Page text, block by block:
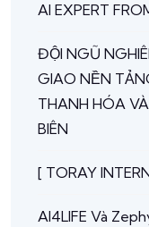
AI EXPERT
ĐỘI NGŨ
GIAO NỀN
THANH HÓA
BIÊN
[ TORAY
AI4LIFE Và